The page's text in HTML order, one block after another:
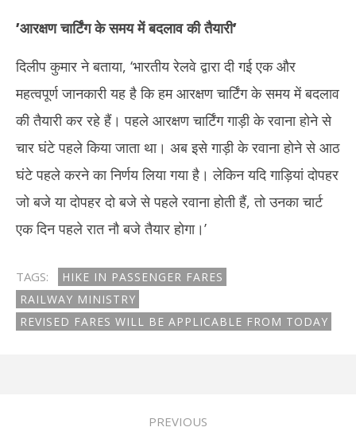
’आरक्षण चार्टिंग के समय में बदलाव की तैयारी’
दिलीप कुमार ने बताया, ‘भारतीय रेलवे द्वारा दी गई एक और
महत्वपूर्ण जानकारी यह है कि हम आरक्षण चार्टिंग के समय में बदलाव
की तैयारी कर रहे हैं। पहले आरक्षण चार्टिंग गाड़ी के रवाना होने से
चार घंटे पहले किया जाता था। अब इसे गाड़ी के रवाना होने से आठ
घंटे पहले करने का निर्णय लिया गया है। लेकिन यदि गाड़ियां दोपहर
जो बजे या दोपहर दो बजे से पहले रवाना होती हैं, तो उनका चार्ट
एक दिन पहले रात नौ बजे तैयार होगा।’
TAGS:
HIKE IN PASSENGER FARES
RAILWAY MINISTRY
REVISED FARES WILL BE APPLICABLE FROM TODAY
PREVIOUS